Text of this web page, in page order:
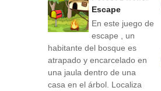
Escape
En este juego de
escape , un
habitante del bosque es
atrapado y encarcelado en
una jaula dentro de una
casa en el árbol. Localiza